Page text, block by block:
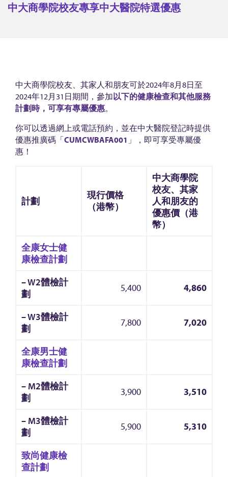
中大商學院校友專享中大醫院特選優惠
學
專
享
中
大
醫
院
優
中大商學院校友、其家人和朋友可於2024年8月8日至
2024年12月31日期間，參加以下的健康檢查和其他服務
計劃時，可享有專屬優惠。
你可以透過網上或電話預約，並在中大醫院登記時提供
優惠推廣碼「CUMCWBAFA001 」，即可享受專屬優
惠！
計劃
現行價格
（港幣）
中大商學院
校友、其家
人和朋友的
優惠價（港
幣）
全康女士健
康檢查計劃
– W2體檢計
劃
5,400 4,860
– W3體檢計
劃
7,800 7,020
全康男士健
康檢查計劃
– M2體檢計
劃
3,900 3,510
– M3體檢計
劃
5,900 5,310
致尚健康檢
查計劃